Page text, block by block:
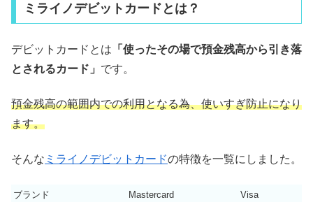
ミライノデビットカードとは？
デビットカードとは 「使ったその場で預金残高から引き落
とされるカード」 です。
預金残高の範囲内での利用となる為、使いすぎ防止になり
ます。
そんな ミライノデビットカードの特徴を一覧にしました。
ブランド Mastercard
Visa